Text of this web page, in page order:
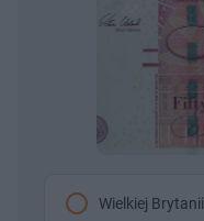
Wielkiej Brytanii